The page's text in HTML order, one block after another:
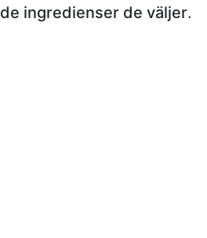
de ingredienser de väljer.